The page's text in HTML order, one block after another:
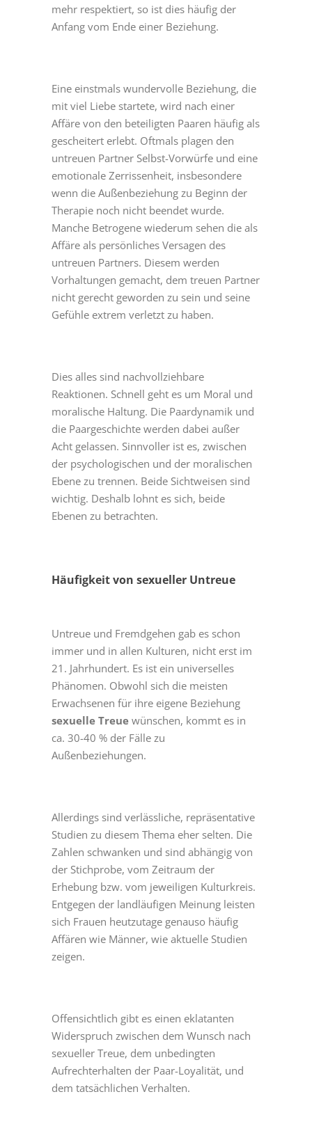
mehr respektiert, so ist dies häufig der
Anfang vom Ende einer Beziehung.
Eine einstmals wundervolle Beziehung, die
mit viel Liebe startete, wird nach einer
Affäre von den beteiligten Paaren häufig als
gescheitert erlebt. Oftmals plagen den
untreuen Partner Selbst-Vorwürfe und eine
emotionale Zerrissenheit, insbesondere
wenn die Außenbeziehung zu Beginn der
Therapie noch nicht beendet wurde.
Manche Betrogene wiederum sehen die als
Affäre als persönliches Versagen des
untreuen Partners. Diesem werden
Vorhaltungen gemacht, dem treuen Partner
nicht gerecht geworden zu sein und seine
Gefühle extrem verletzt zu haben.
Dies alles sind nachvollziehbare
Reaktionen. Schnell geht es um Moral und
moralische Haltung. Die Paardynamik und
die Paargeschichte werden dabei außer
Acht gelassen. Sinnvoller ist es, zwischen
der psychologischen und der moralischen
Ebene zu trennen. Beide Sichtweisen sind
wichtig. Deshalb lohnt es sich, beide
Ebenen zu betrachten.
Häufigkeit von sexueller Untreue
Untreue und Fremdgehen gab es schon
immer und in allen Kulturen, nicht erst im
21. Jahrhundert. Es ist ein universelles
Phänomen. Obwohl sich die meisten
Erwachsenen für ihre eigene Beziehung
sexuelle Treue wünschen, kommt es in
ca. 30-40 % der Fälle zu
Außenbeziehungen.
Allerdings sind verlässliche, repräsentative
Studien zu diesem Thema eher selten. Die
Zahlen schwanken und sind abhängig von
der Stichprobe, vom Zeitraum der
Erhebung bzw. vom jeweiligen Kulturkreis.
Entgegen der landläufigen Meinung leisten
sich Frauen heutzutage genauso häufig
Affären wie Männer, wie aktuelle Studien
zeigen.
Offensichtlich gibt es einen eklatanten
Widerspruch zwischen dem Wunsch nach
sexueller Treue, dem unbedingten
Aufrechterhalten der Paar-Loyalität, und
dem tatsächlichen Verhalten.